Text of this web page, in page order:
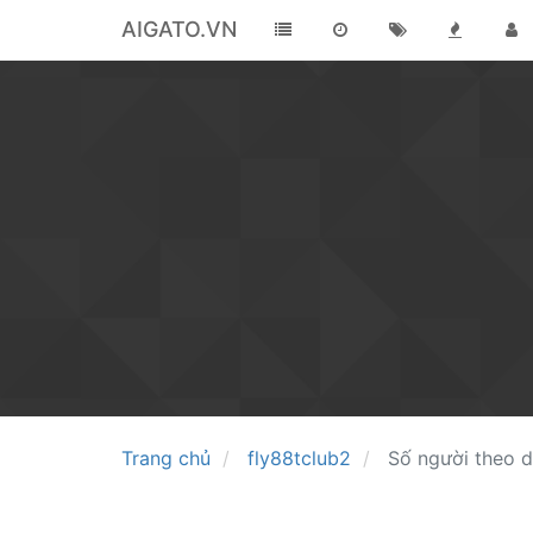
AIGATO.VN
Trang chủ fly88tclub2 Số người theo